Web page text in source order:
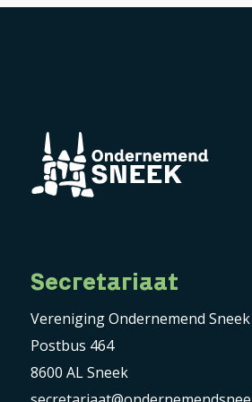
Secretariaat
Vereniging Ondernemend Sneek
Postbus 464
8600 AL Sneek